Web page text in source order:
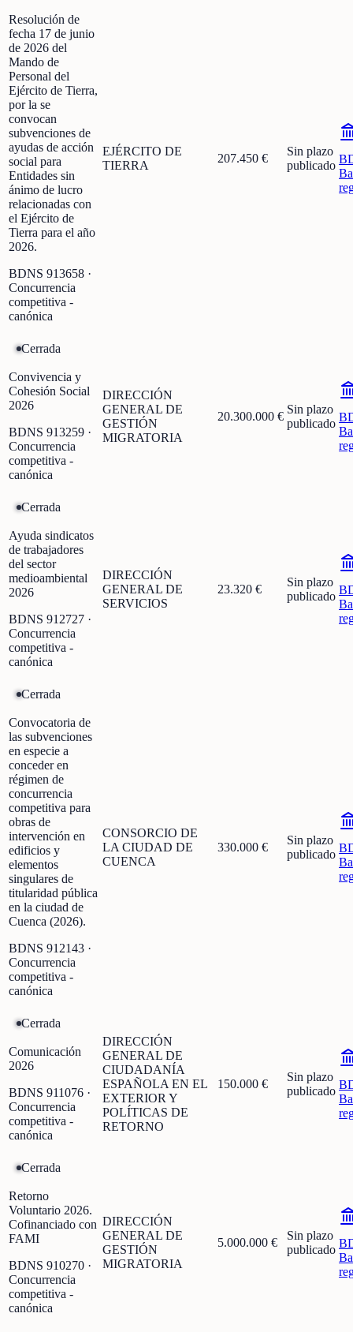
Resolución de
fecha 17 de junio
de 2026 del
Mando de
Personal del
Ejército de Tierra,
por la se
convocan
subvenciones de
ayudas de acción
social para
Entidades sin
ánimo de lucro
relacionadas con
el Ejército de
Tierra para el año
2026.
BDNS 913658 ·
Concurrencia
competitiva -
canónica
EJÉRCITO DE
TIERRA
207.450 €
Sin plazo
publicado
Cerrada
Convivencia y
Cohesión Social
2026
BDNS 913259 ·
Concurrencia
competitiva -
canónica
DIRECCIÓN
GENERAL DE
GESTIÓN
MIGRATORIA
20.300.000 €
Sin plazo
publicado
Cerrada
Ayuda sindicatos
de trabajadores
del sector
medioambiental
2026
BDNS 912727 ·
Concurrencia
competitiva -
canónica
DIRECCIÓN
GENERAL DE
SERVICIOS
23.320 €
Sin plazo
publicado
Cerrada
Convocatoria de
las subvenciones
en especie a
conceder en
régimen de
concurrencia
competitiva para
obras de
intervención en
edificios y
elementos
singulares de
titularidad pública
en la ciudad de
Cuenca (2026).
BDNS 912143 ·
Concurrencia
competitiva -
canónica
CONSORCIO DE
LA CIUDAD DE
CUENCA
330.000 €
Sin plazo
publicado
Cerrada
Comunicación
2026
BDNS 911076 ·
Concurrencia
competitiva -
canónica
DIRECCIÓN
GENERAL DE
CIUDADANÍA
ESPAÑOLA EN EL
EXTERIOR Y
POLÍTICAS DE
RETORNO
150.000 €
Sin plazo
publicado
Cerrada
Retorno
Voluntario 2026.
Cofinanciado con
FAMI
BDNS 910270 ·
Concurrencia
competitiva -
canónica
DIRECCIÓN
GENERAL DE
GESTIÓN
MIGRATORIA
5.000.000 €
Sin plazo
publicado